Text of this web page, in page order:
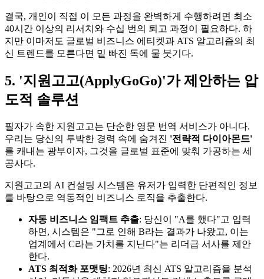
결국, 개인이 직접 이 모든 과정을 완벽하게 수행하려면 최소
40시간 이상의 리서치와 수십 번의 퇴고 과정이 필요하다. 하
지만 이마저도 글로벌 비즈니스 에티켓과 ATS 알고리즘의 최
신 트렌드를 모른다면 밑 빠진 독에 물 붓기다.
5. '지원고고(ApplyGoGo)'가 제안하는 압
도적 솔루션
필자가 속한 지원고고는 단순한 영문 번역 서비스가 아니다.
우리는 당신의 투박한 경력 속에 숨겨진 '전략적 다이아몬드'​
를 캐내는 광부이자, 그것을 글로벌 표준에 맞춰 가공하는 세
공사다.
지원고고의 AI 컨설팅 시스템은 유저가 입력한 단편적인 정보
를 바탕으로 역동적인 비즈니스 로직을 추출한다.
자동 비즈니스 임팩트 추출: 당신이 "A를 했다"고 입력
하면, 시스템은 "그로 인해 B라는 결과가 나왔고, 이는
업계에서 C라는 가치를 지닌다"는 리더급 서사를 제안
한다.
ATS 최적화 포맷팅: 2026년 최신 ATS 알고리즘을 분석